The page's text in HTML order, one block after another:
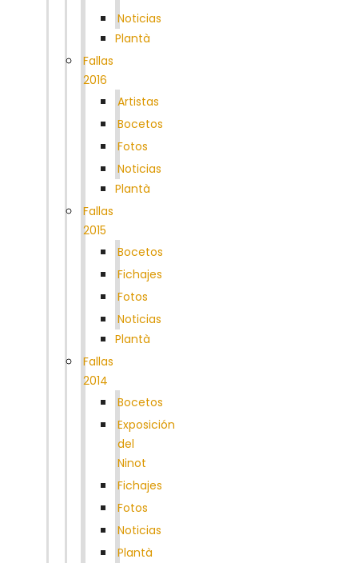
Noticias
Plantà
Fallas
2016
Artistas
Bocetos
Fotos
Noticias
Plantà
Fallas
2015
Bocetos
Fichajes
Fotos
Noticias
Plantà
Fallas
2014
Bocetos
Exposición
del
Ninot
Fichajes
Fotos
Noticias
Plantà